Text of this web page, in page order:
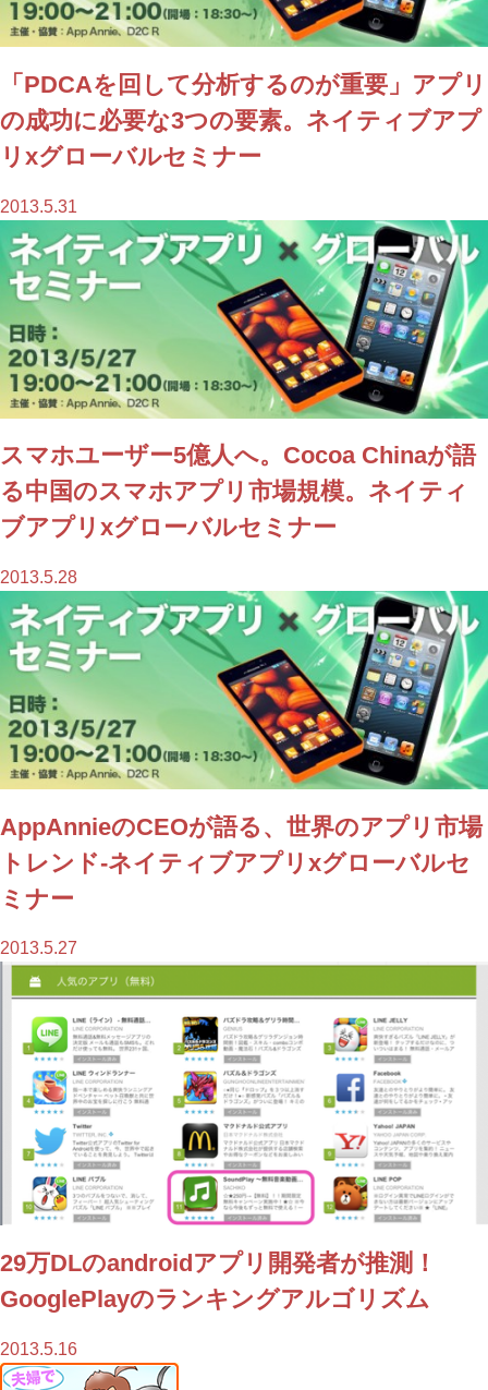
「PDCAを回して分析するのが重要」アプリ
の成功に必要な3つの要素。ネイティブアプ
リxグローバルセミナー
2013.5.31
スマホユーザー5億人へ。Cocoa Chinaが語
る中国のスマホアプリ市場規模。ネイティ
ブアプリxグローバルセミナー
2013.5.28
AppAnnieのCEOが語る、世界のアプリ市場
トレンド-ネイティブアプリxグローバルセ
ミナー
2013.5.27
29万DLのandroidアプリ開発者が推測！
GooglePlayのランキングアルゴリズム
2013.5.16